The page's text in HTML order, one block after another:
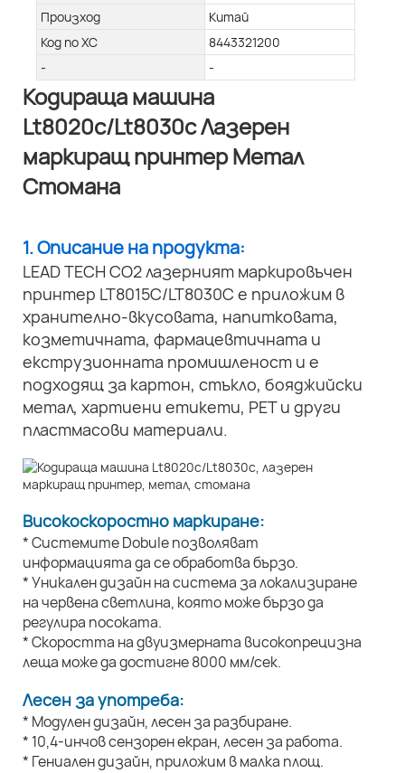
Произход
Китай
Код по ХС
8443321200
-
-
Кодираща машина
Lt8020c/Lt8030c Лазерен
маркиращ принтер Метал
Стомана
1. Описание на продукта:
LEAD TECH CO2 лазерният маркировъчен
принтер LT8015C/LT8030C е приложим в
хранително-вкусовата, напитковата,
козметичната, фармацевтичната и
екструзионната промишленост и е
подходящ за картон, стъкло, бояджийски
метал, хартиени етикети, PET и други
пластмасови материали.
Високоскоростно маркиране:
* Системите Dobule позволяват
информацията да се обработва бързо.
* Уникален дизайн на система за локализиране
на червена светлина, която може бързо да
регулира посоката.
* Скоростта на двуизмерната високопрецизна
леща може да достигне 8000 мм/сек.
Лесен за употреба:
* Модулен дизайн, лесен за разбиране.
* 10,4-инчов сензорен екран, лесен за работа.
* Гениален дизайн, приложим в малка площ.